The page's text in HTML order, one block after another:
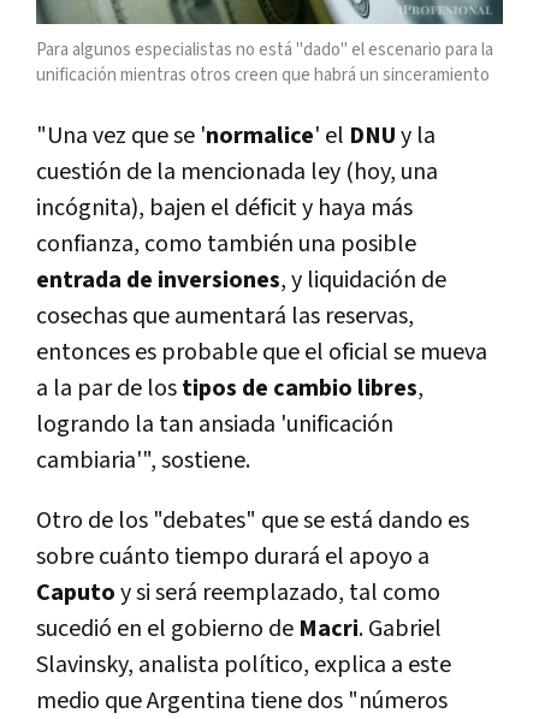
Para algunos especialistas no está "dado" el escenario para la
unificación mientras otros creen que habrá un sinceramiento
"Una vez que se 'normalice' el DNUy la
cuestión de la mencionada ley (hoy, una
incógnita), bajen el déficit y haya más
confianza, como también una posible
entrada de inversiones, y liquidación de
cosechas que aumentará las reservas,
entonces es probable que el oficial se mueva
a la par de lostipos de cambio libres,
logrando la tan ansiada 'unificación
cambiaria'", sostiene.
Otro de los "debates" que se está dando es
sobre cuánto tiempo durará el apoyo a
Caputoy si será reemplazado, tal como
sucedió en el gobierno de Macri. Gabriel
Slavinsky, analista político, explica a este
medio que Argentina tiene dos "números